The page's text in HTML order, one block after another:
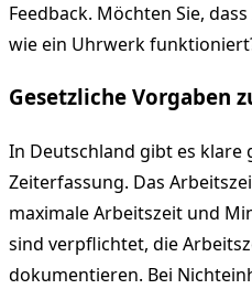
Feedback. Möchten Sie,
wie ein Uhrwerk
Gesetzliche Vorgaben
In Deutschland gibt es klare
Zeiterfassung. Das
maximale Arbeitszeit und
sind verpflichtet, die
dokumentieren. Bei